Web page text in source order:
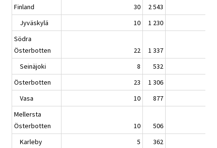
Finland 30
2 543
Jyväskylä
10
1 230
Södra
Österbotten
22
1 337
Seinäjoki
8
532
Österbotten
23
1 306
Vasa
10
877
Mellersta
Österbotten
10
506
Karleby
5
362